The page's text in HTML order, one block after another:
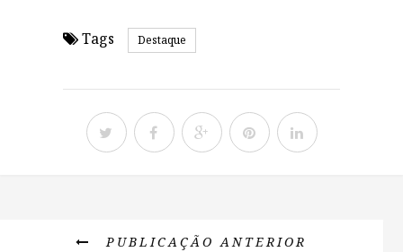
Tags Destaque
PUBLICAÇÃO ANTERIOR